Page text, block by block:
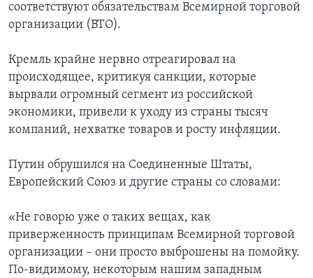
соответствуют обязательствам Всемирной торговой
организации (ВТО).
Кремль крайне нервно отреагировал на
происходящее, критикуя санкции, которые
вырвали огромный сегмент из российской
экономики, привели к уходу из страны тысяч
компаний, нехватке товаров и росту инфляции.
Путин обрушился на Соединенные Штаты,
Европейский Союз и другие страны со словами:
«Не говорю уже о таких вещах, как
приверженность принципам Всемирной торговой
организации – они просто выброшены на помойку.
По-видимому, некоторым нашим западным